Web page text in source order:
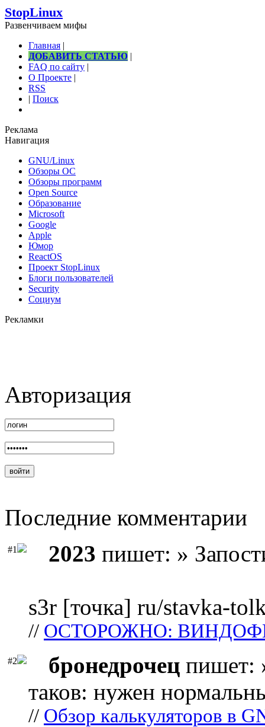
StopLinux
Развенчиваем мифы
Главная |
ДОБАВИТЬ СТАТЬЮ |
FAQ по сайту |
О Проекте |
RSS
| Поиск
Реклама
Навигация
GNU/Linux
Обзоры ОС
Обзоры программ
Open Source
Образование
Microsoft
Google
Apple
Юмор
ReactOS
Проект StopLinux
Блоги пользователей
Security
Социум
Рекламки
Авторизация
Последние комментарии
#1 2023 пишет: »
s3r [точка] ru/stavka-
// ОСТОРОЖНО:
#2 бронедрочец пишет:
таков: нужен
// Обзор калькуляторов в